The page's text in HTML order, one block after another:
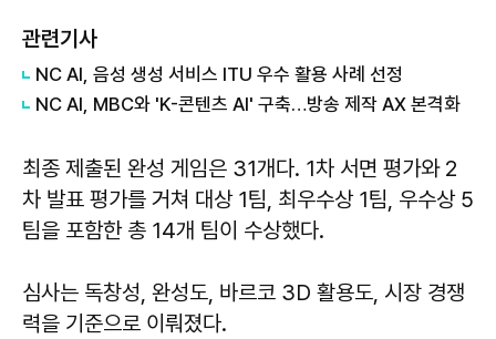
관련기사
NC AI, 음성 생성 서비스 ITU 우수 활용 사례 선정
NC AI, MBC와 'K-콘텐츠 AI' 구축…방송 제작 AX 본격화
최종 제출된 완성 게임은 31개다. 1차 서면 평가와 2
차 발표 평가를 거쳐 대상 1팀, 최우수상 1팀, 우수상 5
팀을 포함한 총 14개 팀이 수상했다.
심사는 독창성, 완성도, 바르코 3D 활용도, 시장 경쟁
력을 기준으로 이뤄졌다.